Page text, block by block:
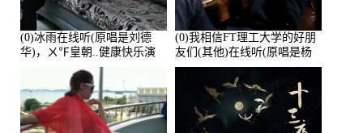
(0)冰雨在线听(原唱是刘德
华)，ㄨ℉皇朝..健康快乐演
(0)我相信FT理工大学的好朋
友们(其他)在线听(原唱是杨
培安)，老乔演唱点播:23714